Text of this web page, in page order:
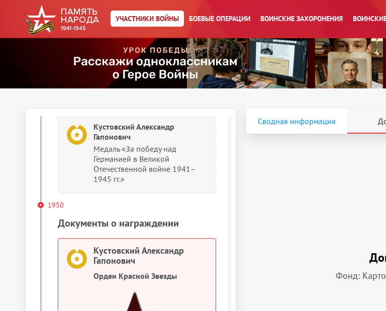
УЧАСТНИКИ ВОЙНЫ БОЕВЫЕ ОПЕРАЦИИ ВОИНСКИЕ ЗАХОРОНЕНИЯ
Кустовский Александр
Гапонович
Медаль «За победу над
Германией в Великой
Отечественной войне 1941–
Кустовский Александр
Гапонович
Медаль «За победу над
Германией в Великой
Отечественной войне 1941–
1945 гг.»
1950
Документы о награждении
Кустовский Александр
Гапонович
Орден Красной Звезды
Сводная информация
Фонд: